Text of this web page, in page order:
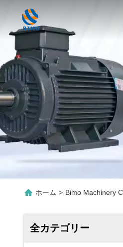
ホーム > Bimo Machinery
全カテゴリー